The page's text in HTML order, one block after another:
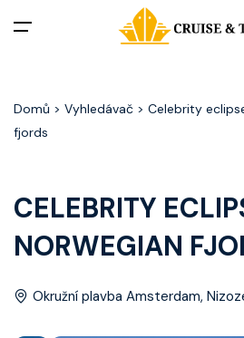
Akční nabídky
Zážitky z plaveb
Domů > Vyhledávač > Celebrity
fjords
CELEBRITY
NORWEGIAN
Okružní plavba Amsterdam,